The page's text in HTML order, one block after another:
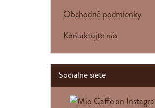
Obchodné podmienky
Kontaktujte nás
Sociálne siete